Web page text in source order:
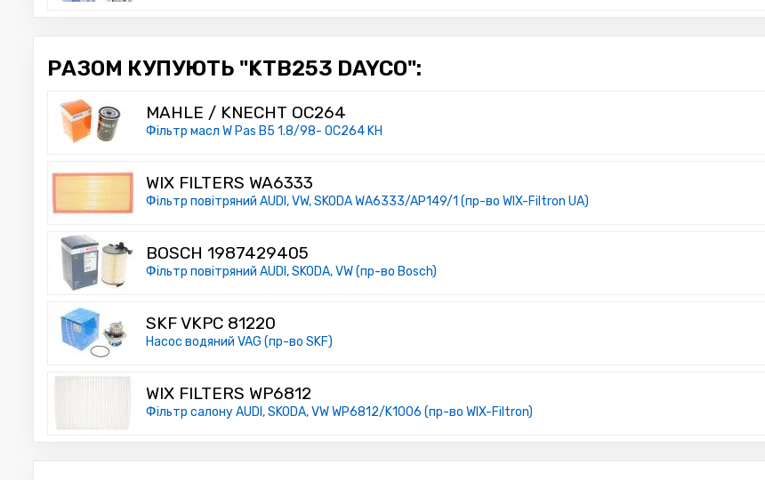
РАЗОМ КУПУЮТЬ "KTB253 DAYCO":
MAHLE / KNECHT OC264
Фільтр масл W Pas B5 1.8/98- OC264 KH
WIX FILTERS WA6333
Фільтр повітряний AUDI, VW, SKODA WA6333/AP149/1 (пр-во WIX-Filtron UA)
BOSCH 1987429405
Фільтр повітряний AUDI, SKODA, VW (пр-во Bosch)
SKF VKPC 81220
Насос водяний VAG (пр-во SKF)
WIX FILTERS WP6812
Фільтр салону AUDI, SKODA, VW WP6812/K1006 (пр-во WIX-Filtron)